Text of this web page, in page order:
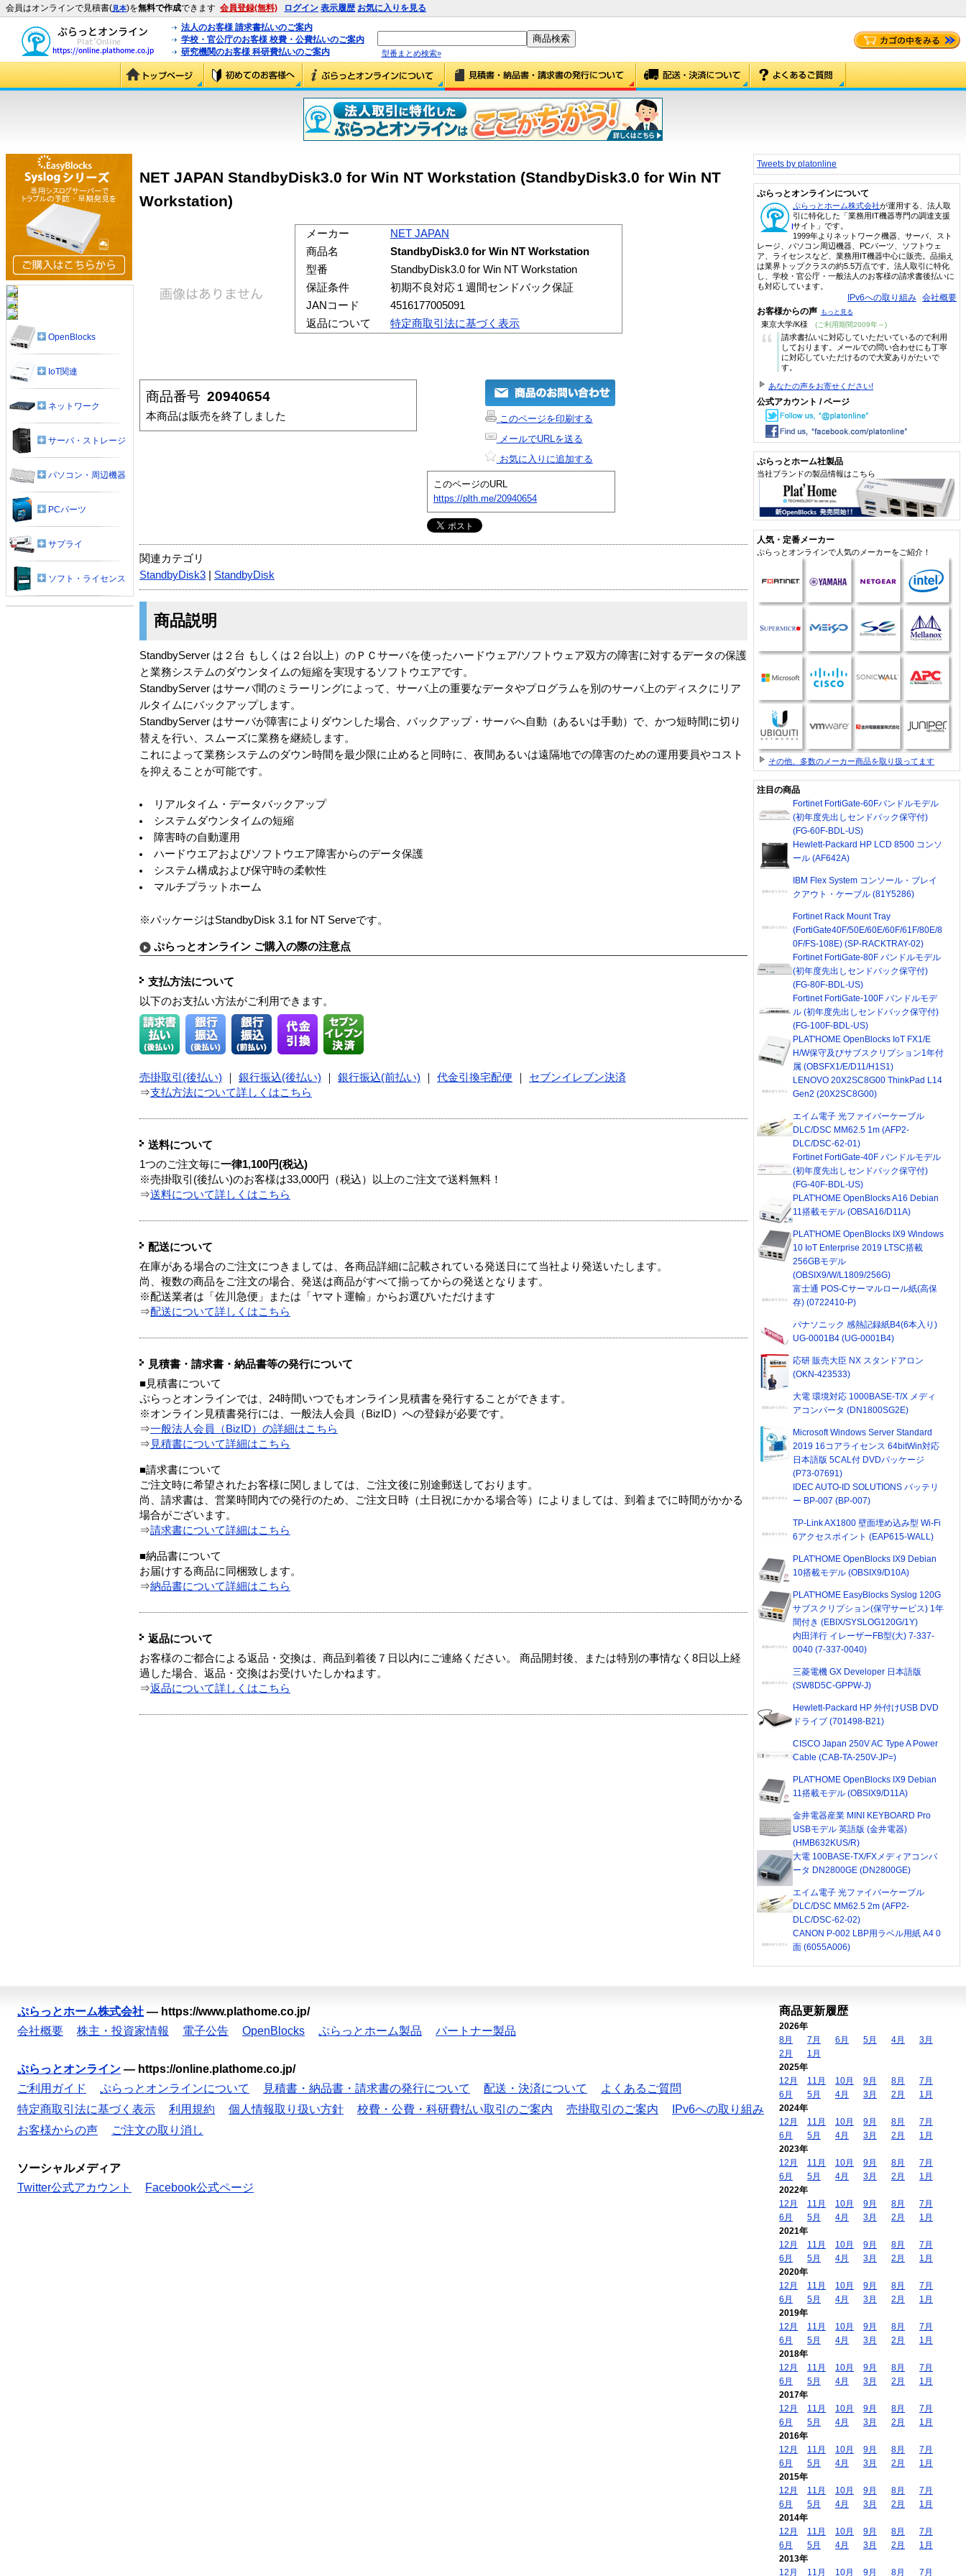
会員はオンラインで見積書(見本)を無料で作成できます 会員登録(無料) ログイン 表示履歴 お気に入りを見る
法人のお客様 請求書払いのご案内
学校・官公庁のお客様 校費・公費払いのご案内
研究機関のお客様 科研費払いのご案内
型番まとめ検索»
NET JAPAN StandbyDisk3.0 for Win NT Workstation (StandbyDisk3.0 for Win NT
Workstation)
メーカー
NET JAPAN
商品名
StandbyDisk3.0 for Win NT Workstation
型番
StandbyDisk3.0 for Win NT Workstation
保証条件
初期不良対応１週間センドバック保証
JANコード
4516177005091
返品について
特定商取引法に基づく表示
商品番号 20940654
本商品は販売を終了しました
このページを印刷する
メールでURLを送る
お気に入りに追加する
このページのURL
https://plth.me/20940654
関連カテゴリ
StandbyDisk3
StandbyDisk
商品説明
StandbyServer は２台 もしくは２台以上）のＰＣサーバを使ったハードウェア/ソフトウェア双方の障害に対するデータの保護
と業務システムのダウンタイムの短縮を実現するソフトウエアです。
StandbyServer はサーバ間のミラーリングによって、サーバ上の重要なデータやプログラムを別のサーバ上のディスクにリア
ルタイムにバックアップします。
StandbyServer はサーバが障害によりダウンした場合、バックアップ・サーバへ自動（あるいは手動）で、かつ短時間に切り
替えを行い、スムーズに業務を継続します。
これによって業務システムのダウン時間を最少限に止めると同時に、夜間あるいは遠隔地での障害のための運用要員やコスト
を抑えることが可能です。
リアルタイム・データバックアップ
システムダウンタイムの短縮
障害時の自動運用
ハードウエアおよびソフトウエア障害からのデータ保護
システム構成および保守時の柔軟性
マルチプラットホーム
※パッケージはStandbyDisk 3.1 for NT Serveです。
ぷらっとオンライン ご購入の際の注意点
支払方法について
以下のお支払い方法がご利用できます。
売掛取引(後払い) 銀行振込(後払い) 銀行振込(前払い) 代金引換宅配便
セブンイレブン決済
⇒支払方法について詳しくはこちら
送料について
1つのご注文毎に一律1,100円(税込)
※売掛取引(後払い)のお客様は33,000円（税込）以上のご注文で送料無料！
⇒送料について詳しくはこちら
配送について
在庫がある場合のご注文につきましては、各商品詳細に記載されている発送日にて当社より発送いたします。
尚、複数の商品をご注文の場合、発送は商品がすべて揃ってからの発送となります。
※配送業者は「佐川急便」または「ヤマト運輸」からお選びいただけます
⇒配送について詳しくはこちら
見積書・請求書・納品書等の発行について
■見積書について
ぷらっとオンラインでは、24時間いつでもオンライン見積書を発行することができます。
※オンライン見積書発行には、一般法人会員（BizID）への登録が必要です。
⇒一般法人会員（BizID）の詳細はこちら
⇒ 見積書について詳細はこちら
■請求書について
ご注文時に希望されたお客様に関しましては、ご注文後に別途郵送しております。
尚、請求書は、営業時間内での発行のため、ご注文日時（土日祝にかかる場合等）によりましては、到着までに時間がかかる
場合がございます。
⇒請求書について詳細はこちら
■納品書について
お届けする商品に同梱致します。
⇒納品書について詳細はこちら
返品について
お客様のご都合による返品・交換は、商品到着後７日以内にご連絡ください。 商品開封後、または特別の事情なく8日以上経
過した場合、返品・交換はお受けいたしかねます。
⇒返品について詳しくはこちら
OpenBlocks
IoT関連
ネットワーク
サーバ・ストレージ
パソコン・周辺機器
PCパーツ
サプライ
ソフト・ライセンス
Tweets by platonline
ぷらっとオンラインについて
ぷらっとホーム株式会社が運用する、法人取
引に特化した「業務用IT機器専門の調達支援
サイト」です。
1999年よりネットワーク機器、サーバ、スト
レージ、パソコン周辺機器、PCパーツ、ソフトウェ
ア、ライセンスなど、業務用IT機器中心に販売。品揃え
は業界トップクラスの約5.5万点です。法人取引に特化
し、学校・官公庁・一般法人のお客様の請求書後払いに
も対応しています。
IPv6への取り組み 会社概要
お客様からの声 もっと見る
東京大学/K様 (ご利用期間2009年～)
“
請求書払いに対応していただいているので利用
しております。メールでの問い合わせにも丁寧
に対応していただけるので大変ありがたいで
す。
あなたの声をお寄せください!
公式アカウント / ページ
ぷらっとホーム社製品
当社ブランドの製品情報はこちら
人気・定番メーカー
ぷらっとオンラインで人気のメーカーをご紹介！
その他、多数のメーカー商品を取り扱ってます
注目の商品
Fortinet FortiGate-60Fバンドルモデル
(初年度先出しセンドバック保守付)
(FG-60F-BDL-US)
Hewlett-Packard HP LCD 8500 コンソ
ール (AF642A)
IBM Flex System コンソール・ブレイ
クアウト・ケーブル (81Y5286)
Fortinet Rack Mount Tray
(FortiGate40F/50E/60E/60F/61F/80E/8
0F/FS-108E) (SP-RACKTRAY-02)
Fortinet FortiGate-80F バンドルモデル
(初年度先出しセンドバック保守付)
(FG-80F-BDL-US)
Fortinet FortiGate-100F バンドルモデ
ル (初年度先出しセンドバック保守付)
(FG-100F-BDL-US)
PLAT'HOME OpenBlocks IoT FX1/E
H/W保守及びサブスクリプション1年付
属 (OBSFX1/E/D11/H1S1)
LENOVO 20X2SC8G00 ThinkPad L14
Gen2 (20X2SC8G00)
エイム電子 光ファイバーケーブル
DLC/DSC MM62.5 1m (AFP2-
DLC/DSC-62-01)
Fortinet FortiGate-40F バンドルモデル
(初年度先出しセンドバック保守付)
(FG-40F-BDL-US)
PLAT'HOME OpenBlocks A16 Debian
11搭載モデル (OBSA16/D11A)
PLAT'HOME OpenBlocks IX9 Windows
10 IoT Enterprise 2019 LTSC搭載
256GBモデル
(OBSIX9/W/L1809/256G)
富士通 POS-Cサーマルロール紙(高保
存) (0722410-P)
パナソニック 感熱記録紙B4(6本入り)
UG-0001B4 (UG-0001B4)
応研 販売大臣 NX スタンドアロン
(OKN-423533)
大電 環境対応 1000BASE-T/X メディ
アコンバータ (DN1800SG2E)
Microsoft Windows Server Standard
2019 16コアライセンス 64bitWin対応
日本語版 5CAL付 DVDパッケージ
(P73-07691)
IDEC AUTO-ID SOLUTIONS バッテリ
ー BP-007 (BP-007)
TP-Link AX1800 壁面埋め込み型 Wi-Fi
6アクセスポイント (EAP615-WALL)
PLAT'HOME OpenBlocks IX9 Debian
10搭載モデル (OBSIX9/D10A)
PLAT'HOME EasyBlocks Syslog 120G
サブスクリプション(保守サービス) 1年
間付き (EBIX/SYSLOG120G/1Y)
内田洋行 イレーザーFB型(大) 7-337-
0040 (7-337-0040)
三菱電機 GX Developer 日本語版
(SW8D5C-GPPW-J)
Hewlett-Packard HP 外付けUSB DVD
ドライブ (701498-B21)
CISCO Japan 250V AC Type A Power
Cable (CAB-TA-250V-JP=)
PLAT'HOME OpenBlocks IX9 Debian
11搭載モデル (OBSIX9/D11A)
金井電器産業 MINI KEYBOARD Pro
USBモデル 英語版 (金井電器)
(HMB632KUS/R)
大電 100BASE-TX/FXメディアコンバ
ータ DN2800GE (DN2800GE)
エイム電子 光ファイバーケーブル
DLC/DSC MM62.5 2m (AFP2-
DLC/DSC-62-02)
CANON P-002 LBP用ラベル用紙 A4 0
面 (6055A006)
ぷらっとホーム株式会社 — https://www.plathome.co.jp/
会社概要
株主・投資家情報 電子公告 OpenBlocks ぷらっとホーム製品 パートナー製品
ぷらっとオンライン — https://online.plathome.co.jp/
ご利用ガイド
ぷらっとオンラインについて 見積書・納品書・請求書の発行について 配送・決済について
よくあるご質問
特定商取引法に基づく表示
利用規約 個人情報取り扱い方針 校費・公費・科研費払い取引のご案内 売掛取引のご案内
IPv6への取り組み
お客様からの声
ご注文の取り消し
ソーシャルメディア
Twitter公式アカウント
Facebook公式ページ
商品更新履歴
2026年
8月
7月 6月 5月 4月
3月
2月
1月
2025年
12月
11月 10月 9月 8月
7月
6月
5月 4月 3月 2月
1月
2024年
12月
11月 10月 9月 8月
7月
6月
5月 4月 3月 2月
1月
2023年
12月
11月 10月 9月 8月
7月
6月
5月 4月 3月 2月
1月
2022年
12月
11月 10月 9月 8月
7月
6月
5月 4月 3月 2月
1月
2021年
12月
11月 10月 9月 8月
7月
6月
5月 4月 3月 2月
1月
2020年
12月
11月 10月 9月 8月
7月
6月
5月 4月 3月 2月
1月
2019年
12月
11月 10月 9月 8月
7月
6月
5月 4月 3月 2月
1月
2018年
12月
11月 10月 9月 8月
7月
6月
5月 4月 3月 2月
1月
2017年
12月
11月 10月 9月 8月
7月
6月
5月 4月 3月 2月
1月
2016年
12月
11月 10月 9月 8月
7月
6月
5月 4月 3月 2月
1月
2015年
12月
11月 10月 9月 8月
7月
6月
5月 4月 3月 2月
1月
2014年
12月
11月 10月 9月 8月
7月
6月
5月 4月 3月 2月
1月
2013年
12月
11月 10月 9月 8月 7月